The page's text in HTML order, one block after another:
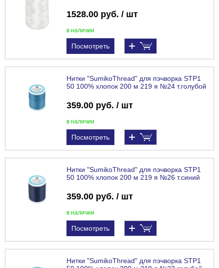
1528.00 руб. / шт
в наличии
Посмотреть
Нитки "SumikoThread" для пэчворка STP1
50 100% хлопок 200 м 219 я №24 т.голубой
359.00 руб. / шт
в наличии
Посмотреть
Нитки "SumikoThread" для пэчворка STP1
50 100% хлопок 200 м 219 я №26 т.синий
359.00 руб. / шт
в наличии
Посмотреть
Нитки "SumikoThread" для пэчворка STP1